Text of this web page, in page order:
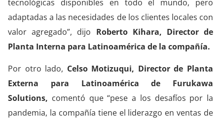
tecnológicas disponibles en todo el mundo, pero
adaptadas a las necesidades de los clientes locales con
valor agregado”, dijo Roberto Kihara, Director de
Planta Interna para Latinoamérica de la compañía.
Por otro lado, Celso Motizuqui, Director de Planta
Externa para Latinoamérica de Furukawa
Solutions, comentó que “pese a los desafíos por la
pandemia, la compañía tiene el liderazgo en ventas de